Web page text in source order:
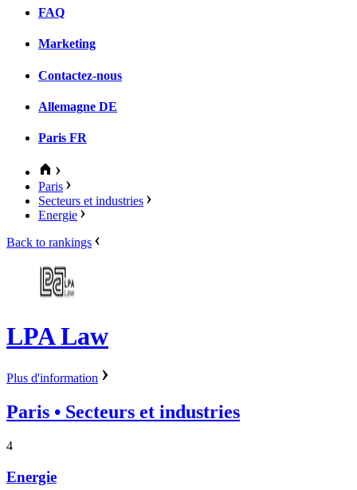
FAQ
Marketing
Contactez-nous
Allemagne DE
Paris FR
Paris
Secteurs et industries
Energie
Back to rankings
LPA Law
Plus d'information
Paris • Secteurs et industries
4
Energie